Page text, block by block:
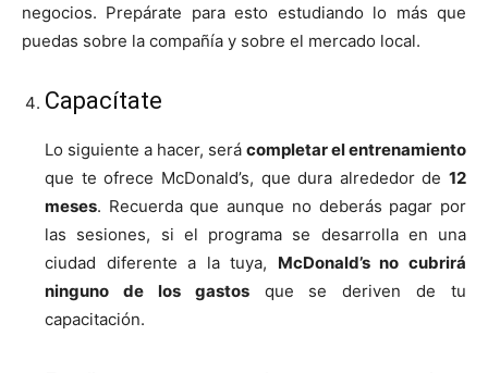
negocios. Prepárate para esto estudiando lo más que
puedas sobre la compañía y sobre el mercado local.
Capacítate
Lo siguiente a hacer, será completar el entrenamiento
que te ofrece McDonald’s, que dura alrededor de 12
meses. Recuerda que aunque no deberás pagar por
las sesiones, si el programa se desarrolla en una
ciudad diferente a la tuya, McDonald’s no cubrirá
ninguno de los gastosque se deriven de tu
capacitación.